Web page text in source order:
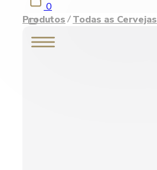
0
Produtos
Todas as Cervejas